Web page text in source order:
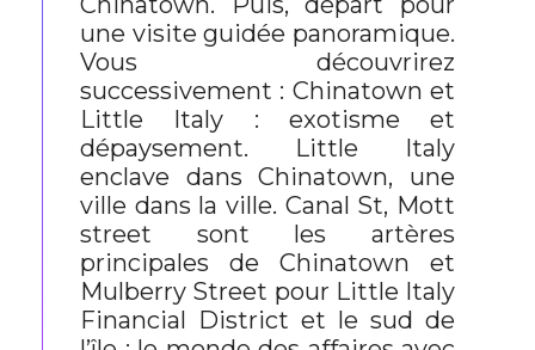
une visite guidée panoramique.
Vous découvrirez
successivement : Chinatown et
Little Italy : exotisme et
dépaysement. Little Italy
enclave dans Chinatown, une
ville dans la ville. Canal St, Mott
street sont les artères
principales de Chinatown et
Mulberry Street pour Little Italy
Financial District et le sud de